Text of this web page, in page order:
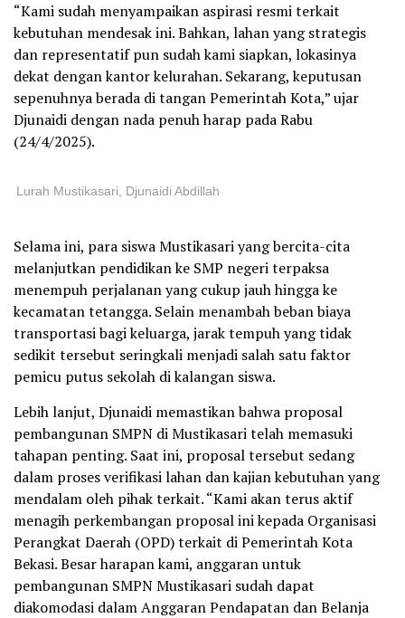
“Kami sudah menyampaikan aspirasi resmi terkait
kebutuhan mendesak ini. Bahkan, lahan yang strategis
dan representatif pun sudah kami siapkan, lokasinya
dekat dengan kantor kelurahan. Sekarang, keputusan
sepenuhnya berada di tangan Pemerintah Kota,” ujar
Djunaidi dengan nada penuh harap pada Rabu
(24/4/2025).
Lurah Mustikasari, Djunaidi Abdillah
Selama ini, para siswa Mustikasari yang bercita-cita
melanjutkan pendidikan ke SMP negeri terpaksa
menempuh perjalanan yang cukup jauh hingga ke
kecamatan tetangga. Selain menambah beban biaya
transportasi bagi keluarga, jarak tempuh yang tidak
sedikit tersebut seringkali menjadi salah satu faktor
pemicu putus sekolah di kalangan siswa.
Lebih lanjut, Djunaidi memastikan bahwa proposal
pembangunan SMPN di Mustikasari telah memasuki
tahapan penting. Saat ini, proposal tersebut sedang
dalam proses verifikasi lahan dan kajian kebutuhan yang
mendalam oleh pihak terkait. “Kami akan terus aktif
menagih perkembangan proposal ini kepada Organisasi
Perangkat Daerah (OPD) terkait di Pemerintah Kota
Bekasi. Besar harapan kami, anggaran untuk
pembangunan SMPN Mustikasari sudah dapat
diakomodasi dalam Anggaran Pendapatan dan Belanja